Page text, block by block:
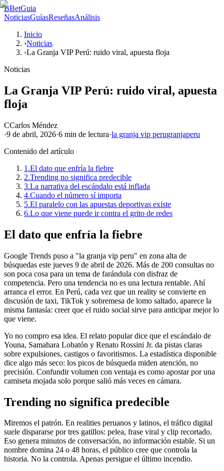
BBetGuia
NoticiasGuíasReseñasAnálisis
Inicio
›Noticias
›La Granja VIP Perú: ruido viral, apuesta floja
Noticias
La Granja VIP Perú: ruido viral, apuesta
floja
CCarlos Méndez
·9 de abril, 2026·6 min de lectura·la granja vip perugranjaperu
Contenido del artículo
1.El dato que enfría la fiebre
2.Trending no significa predecible
3.La narrativa del escándalo está inflada
4.Cuando el número sí importa
5.El paralelo con las apuestas deportivas existe
6.Lo que viene puede ir contra el grito de redes
El dato que enfría la fiebre
Google Trends puso a "la granja vip peru" en zona alta de
búsquedas este jueves 9 de abril de 2026. Más de 200 consultas no
son poca cosa para un tema de farándula con disfraz de
competencia. Pero una tendencia no es una lectura rentable. Ahí
arranca el error. En Perú, cada vez que un reality se convierte en
discusión de taxi, TikTok y sobremesa de lomo saltado, aparece la
misma fantasía: creer que el ruido social sirve para anticipar mejor lo
que viene.
Yo no compro esa idea. El relato popular dice que el escándalo de
Youna, Samahara Lobatón y Renato Rossini Jr. da pistas claras
sobre expulsiones, castigos o favoritismos. La estadística disponible
dice algo más seco: los picos de búsqueda miden atención, no
precisión. Confundir volumen con ventaja es como apostar por una
camiseta mojada solo porque salió más veces en cámara.
Trending no significa predecible
Miremos el patrón. En realities peruanos y latinos, el tráfico digital
suele dispararse por tres gatillos: pelea, frase viral y clip recortado.
Eso genera minutos de conversación, no información estable. Si un
nombre domina 24 o 48 horas, el público cree que controla la
historia. No la controla. Apenas persigue el último incendio.